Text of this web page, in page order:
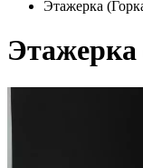
Этажерка